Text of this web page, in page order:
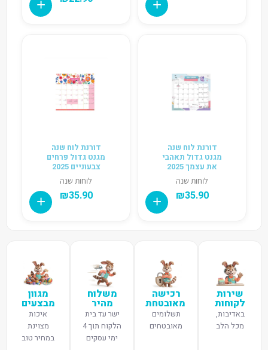
דורנת לוח שנה
מגנט גדול תאהבי
את עצמך 2025
לוחות שנה
₪35.90
דורנת לוח שנה
מגנט גדול פרחים
צבעוניים 2025
לוחות שנה
₪35.90
שירות
לקוחות
באדיבות,
מכל הלב
רכישה
מאובטחת
תשלומים
מאובטחים
משלוח
מהיר
ישר עד בית
הלקוח תוך 4
ימי עסקים
מגוון
מבצעים
איכות
מצוינת
במחיר טוב